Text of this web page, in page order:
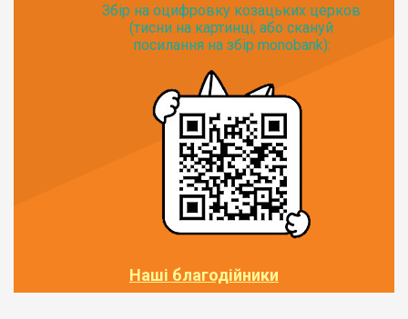
Збір на оцифровку козацьких церков
(тисни на картинці, або скануй
посилання на збір monobank):
Наші благодійники